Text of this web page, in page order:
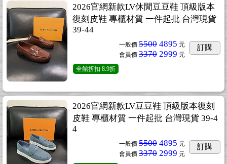
2026官網新款LV休閒豆豆鞋 頂級版本
復刻皮鞋 專櫃材質 一件起批 台灣現貨
39-44
一般價 5500 4895 元
會員價 3370 2999 元
訂購
全館折扣 8.9折
2026官網新款LV豆豆鞋 頂級版本復刻
皮鞋 專櫃材質 一件起批 台灣現貨 39-4
4
一般價 5500 4895 元
會員價 3370 2999 元
訂購